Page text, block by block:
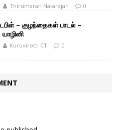
Thirumaran Natarajan 0
– குழந்தைகள் பாடல் –
Kuruvirotti CT 0